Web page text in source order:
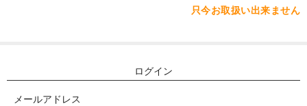
只今お取扱い出来ません
ログイン
メールアドレス